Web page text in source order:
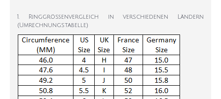
1. Ringgrößenvergleich in verschiedenen Ländern
(Umrechnungstabelle)